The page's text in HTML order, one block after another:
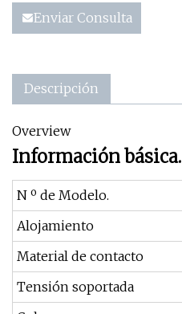
Enviar Consulta
Descripción
Overview
Información básica.
N º de Modelo.
Alojamiento
Material de contacto
Tensión soportada